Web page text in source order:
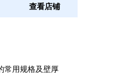
查看店铺
常用规格及壁厚